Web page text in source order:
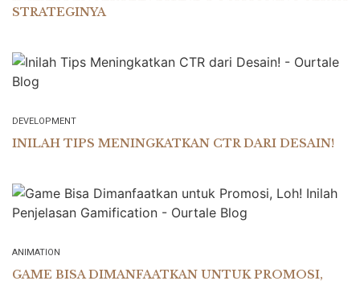
STRATEGINYA
DEVELOPMENT
INILAH TIPS MENINGKATKAN CTR DARI DESAIN!
ANIMATION
GAME BISA DIMANFAATKAN UNTUK PROMOSI,